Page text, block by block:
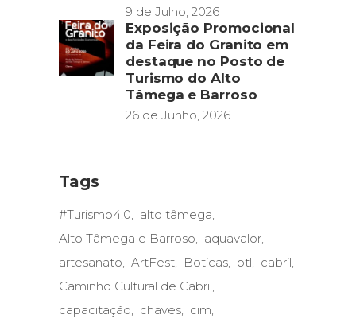
9 de Julho, 2026
Exposição Promocional
da Feira do Granito em
destaque no Posto de
Turismo do Alto
Tâmega e Barroso
26 de Junho, 2026
Tags
#Turismo4.0
alto tâmega
Alto Tâmega e Barroso
aquavalor
artesanato
ArtFest Boticas btl
cabril
Caminho Cultural de Cabril
capacitação
chaves
cim